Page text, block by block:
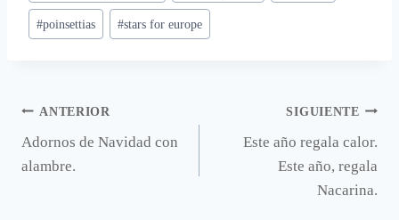
entrada:
#poinsettias #stars for europe
Navegación
de
ANTERIOR
Adornos de Navidad con
alambre.
SIGUIENTE
Este año regala calor.
Este año, regala
Nacarina.